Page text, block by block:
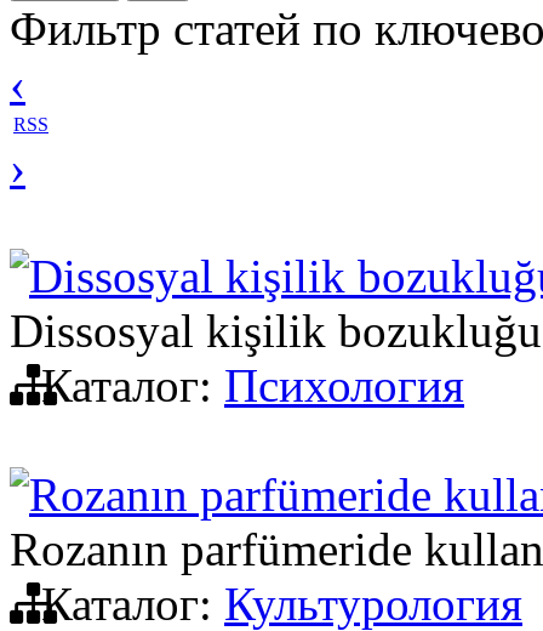
Фильтр статей по
‹
RSS
›
Dissosyal kişilik
Dissosyal kişilik bozukluğu
Каталог: Психология
Rozanın parfümeride
Rozanın parfümeride
Каталог: Культурология